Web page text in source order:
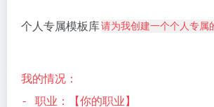
个人专属模板库请为我创建一个个人专属
我的情况：
- 职业：【你的职业】